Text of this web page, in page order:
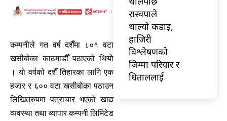
कम्पनीले गत वर्ष दशैँमा ८०१ वटा
खसीबोका काठमाडौँ पठाएको थियो
। यो वर्षको दशैँ तिहारका लागि एक
हजार र ६०० वटा खसीबोका पठाउन
लिखितरुपमा पत्राचार भएको खाद्य
व्यवस्था तथा व्यापार कम्पनी लिमिटेड
रास्वपाले
थाल्यो कडाइ,
हाजिरी
विश्लेषणको
जिम्मा परियार र
धिताललाई